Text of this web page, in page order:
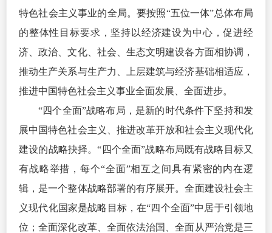
特色社会主义事业的全局。要按照“五位一体”总体布局
的整体性目标要求，坚持以经济建设为中心，促进经
济、政治、文化、社会、生态文明建设各方面相协调，
推动生产关系与生产力、上层建筑与经济基础相适应，
推进中国特色社会主义事业全面发展、全面进步。
“四个全面”战略布局，是新的时代条件下坚持和发
展中国特色社会主义、推进改革开放和社会主义现代化
建设的战略抉择。“四个全面”战略布局既有战略目标又
有战略举措，每个“全面”相互之间具有紧密的内在逻
辑，是一个整体战略部署的有序展开。全面建设社会主
义现代化国家是战略目标，在“四个全面”中居于引领地
位；全面深化改革、全面依法治国、全面从严治党是三